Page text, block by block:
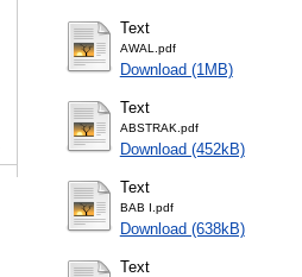
Text
AWAL.pdf
Download (1MB)
Text
ABSTRAK.pdf
Download (452kB)
Text
BAB I.pdf
Download (638kB)
Text